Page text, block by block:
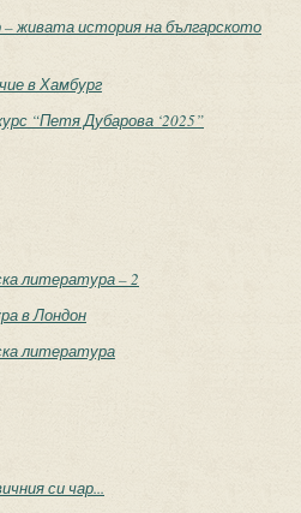
– живата история на българското
в Хамбург
“Петя Дубарова ‘2025”
литература – 2
в Лондон
литература
си чар...